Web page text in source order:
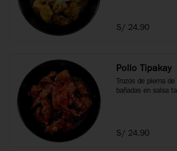
S/ 24.90
Pollo Tipakay
Trozos de pierna
bañadas en salsa
S/ 24.90